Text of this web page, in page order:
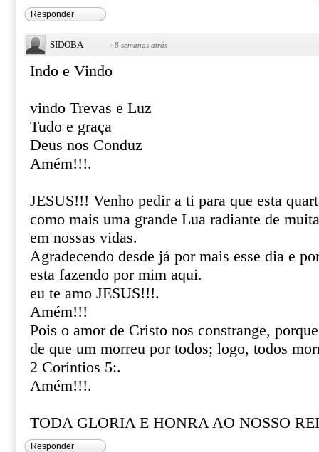
Responder
SIDOBA · 8 semanas atrás
Indo e Vindo
vindo Trevas e Luz
Tudo e graça
Deus nos Conduz
Amém!!!.
JESUS!!! Venho pedir a ti para que esta
como mais uma grande Lua radiante de
em nossas vidas.
Agradecendo desde já por mais esse dia e
esta fazendo por mim aqui.
eu te amo JESUS!!!.
Amém!!!
Pois o amor de Cristo nos constrange,
de que um morreu por todos; logo, todos
2 Coríntios 5:.
Amém!!!.
TODA GLORIA E HONRA AO NOSSO
Responder